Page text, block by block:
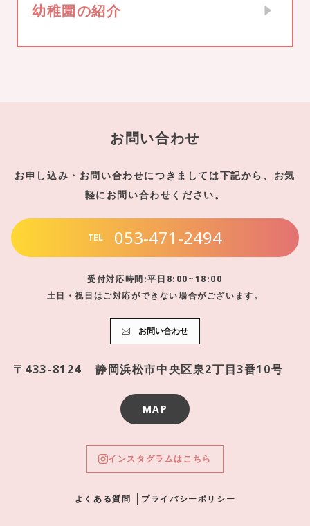
幼稚園の紹介
お問い合わせ
お申し込み・お問い合わせにつきましては下記から、お気
軽にお問い合わせください。
TEL 053-471-2494
受付対応時間:平日8:00~18:00
土日・祝日はご対応ができない場合がございます。
お問い合わせ
〒433-8124 静岡浜松市中央区泉2丁目3番10号
MAP
インスタグラムはこちら
よくある質問 プライバシーポリシー